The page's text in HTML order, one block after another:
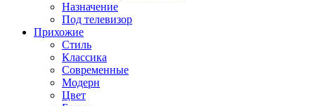
Назначение
Под телевизор
Прихожие
Стиль
Классика
Современные
Модерн
Цвет